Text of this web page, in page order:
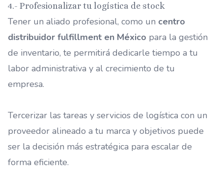
4.- Profesionalizar tu logística de stock
Tener un aliado profesional, como un centro
distribuidor fulfillment en México para la gestión
de inventario, te permitirá dedicarle tiempo a tu
labor administrativa y al crecimiento de tu
empresa.
Tercerizar las tareas y servicios de logística con un
proveedor alineado a tu marca y objetivos puede
ser la decisión más estratégica para escalar de
forma eficiente.